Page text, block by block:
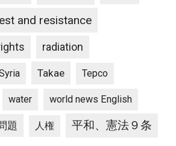
and resistance
radiation
Takae Tepco
water world news English
題 人権 平和、憲法９条